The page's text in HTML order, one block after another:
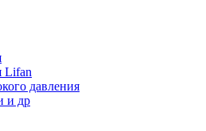
Lifan
давления
и др